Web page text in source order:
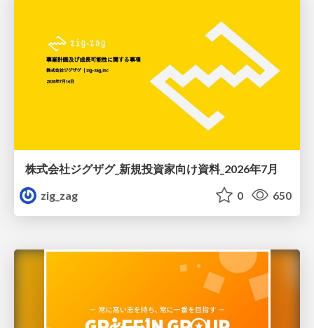
株式会社ジグザグ_新規投資家向け資料_2026年7月
zig_zag
0 650